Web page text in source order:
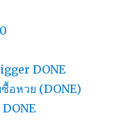
DONE
อหวย (DONE)